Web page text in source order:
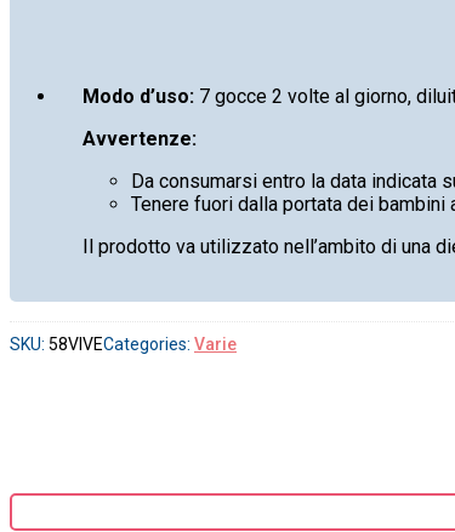
Modo d’uso: 7 gocce 2 volte al giorno,
Avvertenze:
Da consumarsi entro la data indicata
Tenere fuori dalla portata dei bambini
Il prodotto va utilizzato nell’ambito di una
SKU: 58VIVECategories: Varie